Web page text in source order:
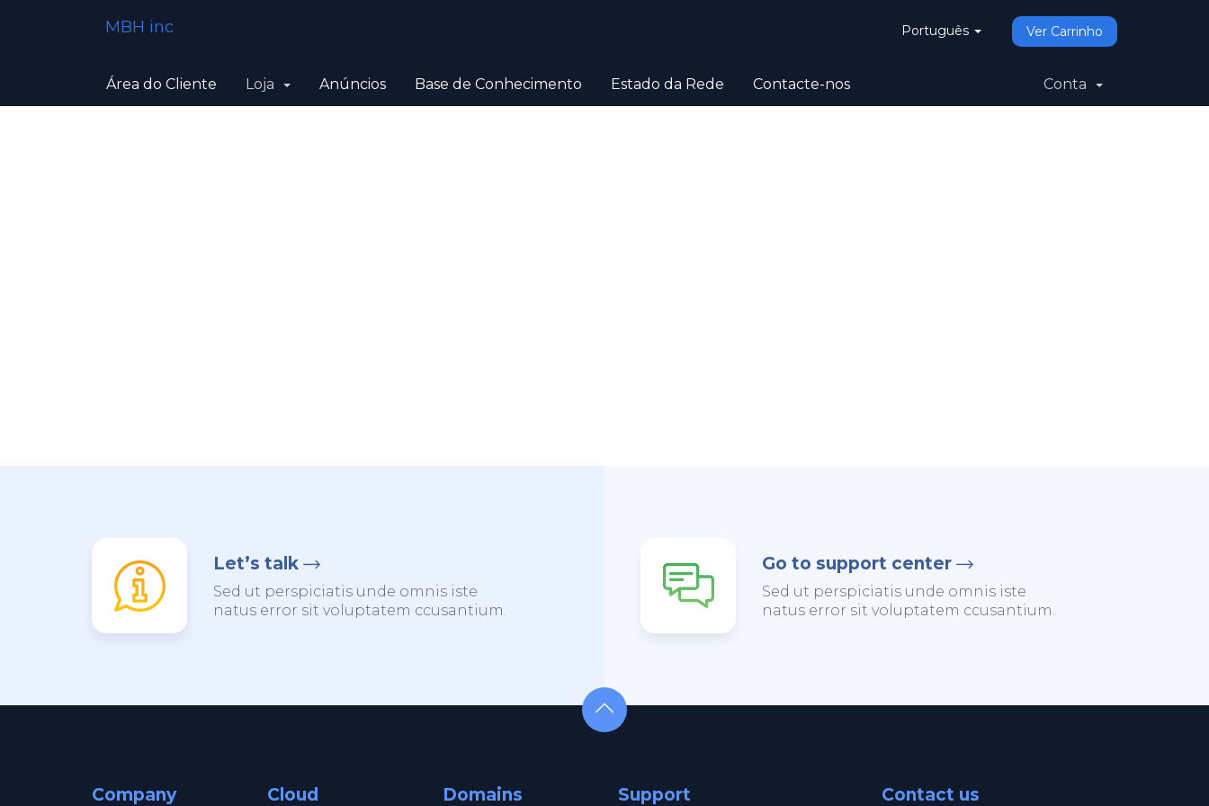
Português Ver Carrinho
MBH inc
Área do Cliente Loja Anúncios Base de Conhecimento Estado da Rede Contacte-nos Conta
Let’s talk
Sed ut perspiciatis unde omnis iste
natus error sit voluptatem ccusantium.
Go to support center
Sed ut perspiciatis unde omnis iste
natus error sit voluptatem ccusantium.
Company Cloud Domains Support Contact us